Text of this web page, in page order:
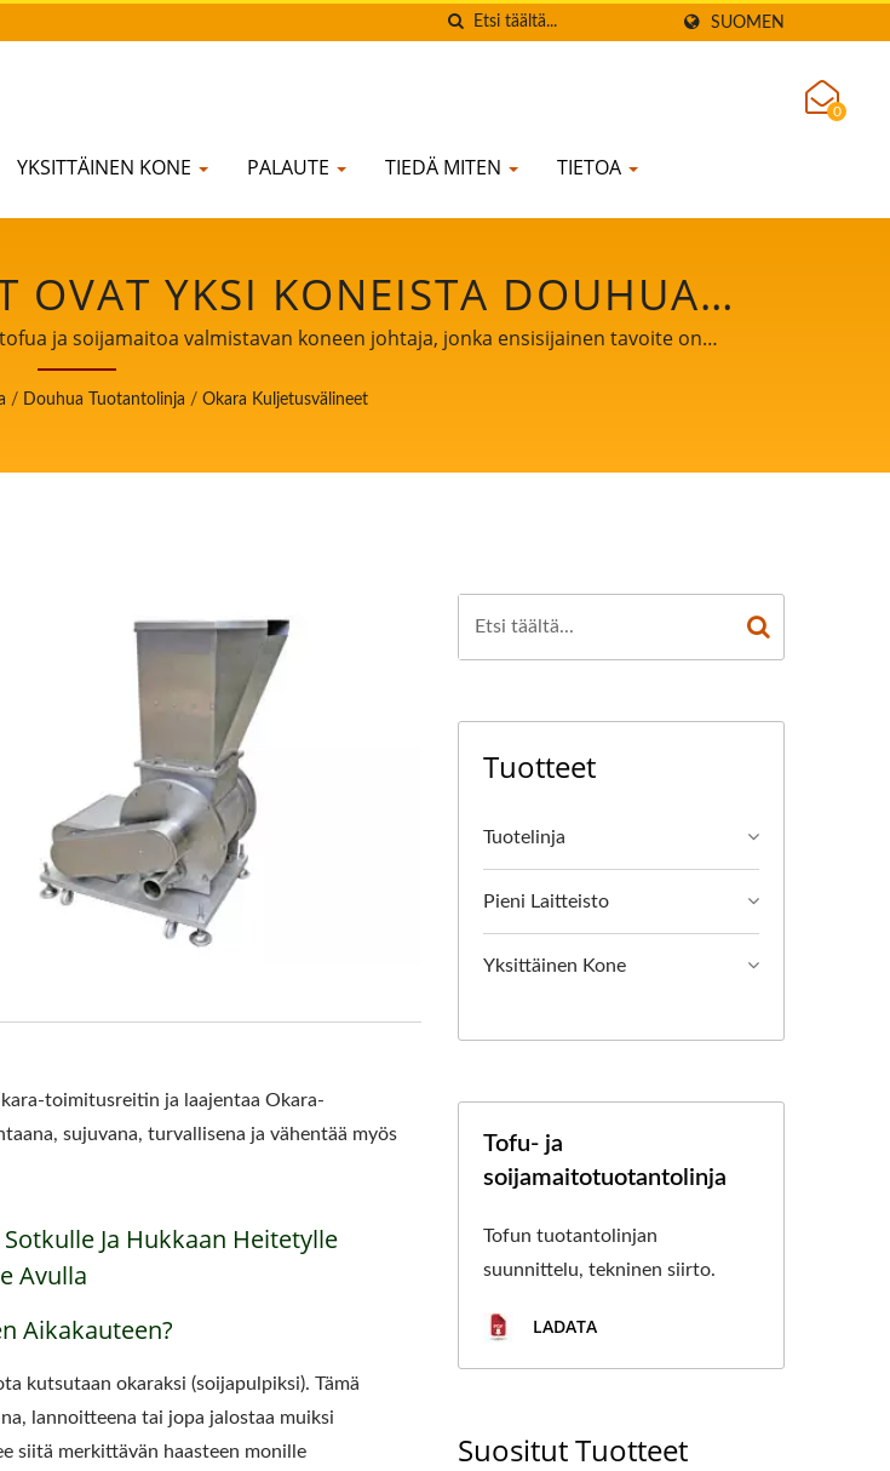
SUOMEN
YKSITTÄINEN KONE PALAUTE TIEDÄ MITEN TIETOA
0
OVAT YKSI KONEISTA DOUHUA
TOFUA JA
KONEEN JOHTAJA, JONKA
ELINTARVIKETURVALLISUUS.
ja soijamaitoa valmistavan koneen johtaja, jonka ensisijainen tavoite on
/ Douhua Tuotantolinja / Okara Kuljetusvälineet
toimitusreitin ja laajentaa Okara-
sujuvana, turvallisena ja vähentää myös
Ja Hukkaan Heitetylle
Avulla
Aikakauteen?
kutsutaan okaraksi (soijapulpiksi). Tämä
lannoitteena tai jopa jalostaa muiksi
siitä merkittävän haasteen monille
Tuotteet
Tuotelinja
Pieni Laitteisto
Yksittäinen Kone
Tofu- ja
soijamaitotuotantolinja
Tofun tuotantolinjan
suunnittelu, tekninen siirto.
LADATA
Suositut Tuotteet